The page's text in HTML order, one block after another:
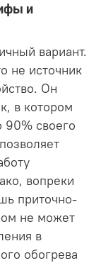
и
вариант.
не источник
Он
в котором
90% своего
вопреки
приточно-
не может
в
обогрева